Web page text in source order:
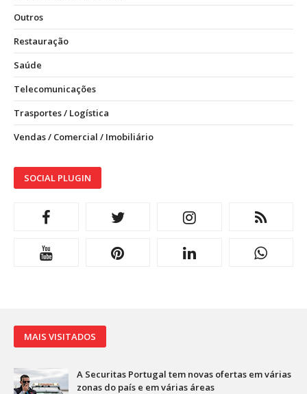
Outros
Restauração
Saúde
Telecomunicações
Trasportes / Logística
Vendas / Comercial / Imobiliário
SOCIAL PLUGIN
MAIS VISITADOS
A Securitas Portugal tem novas ofertas em várias
zonas do país e em várias áreas